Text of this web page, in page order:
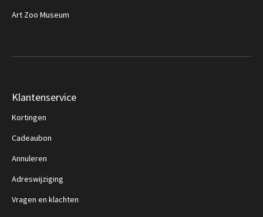
Art Zoo Museum
Klantenservice
Kortingen
Cadeaubon
Annuleren
Adreswijziging
Vragen en klachten